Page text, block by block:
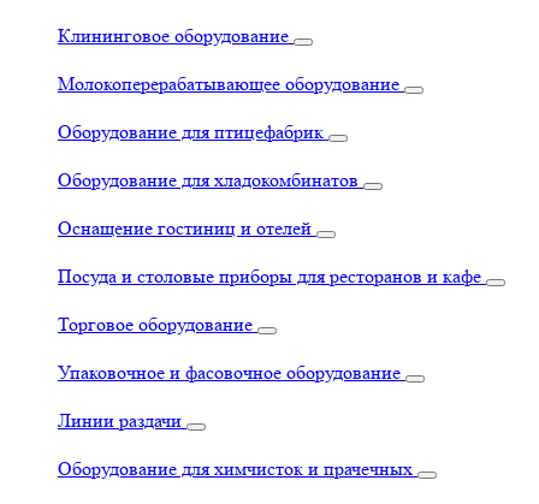
Клининговое оборудование
Молокоперерабатывающее оборудование
Оборудование для птицефабрик
Оборудование для хладокомбинатов
Оснащение гостиниц и отелей
Посуда и столовые приборы для ресторанов и кафе
Торговое оборудование
Упаковочное и фасовочное оборудование
Линии раздачи
Оборудование для химчисток и прачечных